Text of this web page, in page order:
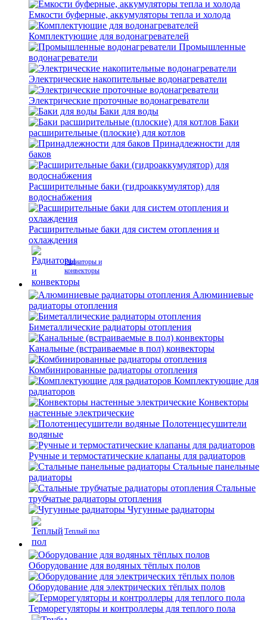
Емкости буферные, аккумуляторы тепла и холода
Комплектующие для водонагревателей
Промышленные
водонагреватели
Электрические накопительные водонагреватели
Электрические проточные водонагреватели
Баки для воды
Баки
расширительные (плоские) для котлов
Принадлежности для
баков
Расширительные баки (гидроаккумулятор) для
водоснабжения
Расширительные баки для систем отопления и
охлаждения
Радиаторы и
конвекторы
Алюминиевые
радиаторы отопления
Биметаллические радиаторы отопления
Канальные (встраиваемые в пол) конвекторы
Комбинированные радиаторы отопления
Комплектующие для
радиаторов
Конвекторы
настенные электрические
Полотенцесушители
водяные
Ручные и термостатические клапаны для радиаторов
Стальные панельные
радиаторы
Стальные
трубчатые радиаторы отопления
Чугунные радиаторы
Теплый пол
Оборудование для водяных тёплых полов
Оборудование для электрических тёплых полов
Терморегуляторы и контроллеры для теплого пола